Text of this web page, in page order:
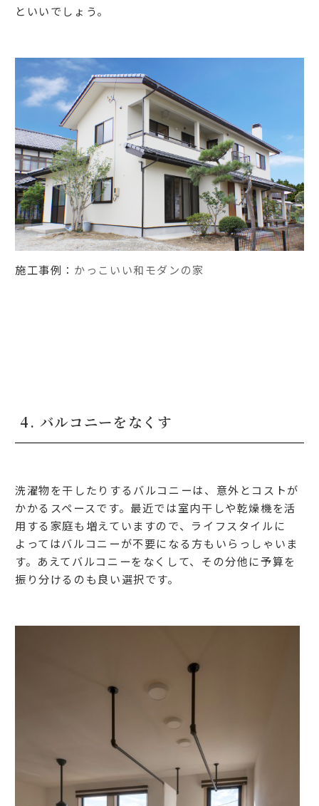
といいでしょう。
施工事例： かっこいい和モダンの家
4. バルコニーをなくす
洗濯物を干したりするバルコニーは、意外とコストが
かかるスペースです。最近では室内干しや乾燥機を活
用する家庭も増えていますので、ライフスタイルに
よってはバルコニーが不要になる方もいらっしゃいま
す。あえてバルコニーをなくして、その分他に予算を
振り分けるのも良い選択です。